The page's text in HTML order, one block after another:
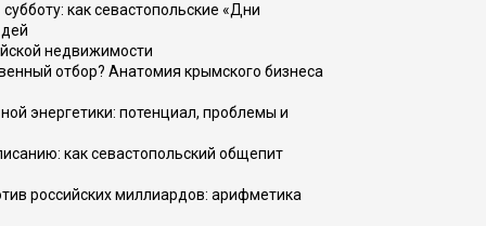
как севастопольские «Дни
недвижимости
отбор? Анатомия крымского бизнеса
энергетики: потенциал, проблемы и
как севастопольский общепит
российских миллиардов: арифметика